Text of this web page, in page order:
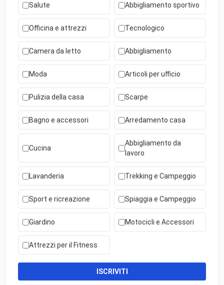
Salute Abbigliamento sportivo
Officina e attrezzi Tecnologico
Camera da letto Abbigliamento
Moda Articoli per ufficio
Pulizia della casa Scarpe
Bagno e accessori Arredamento casa
Cucina
Abbigliamento da
lavoro
Lavanderia Trekking e Campeggio
Sport e ricreazione Spiaggia e Campeggio
Giardino Motocicli e Accessori
Attrezzi per il Fitness
ISCRIVITI